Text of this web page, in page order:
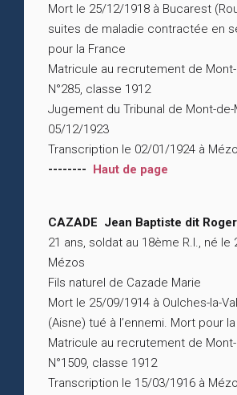
Mort le 25/12/1918 à Bucarest
suites de maladie contractée en
pour la France
Matricule au recrutement de
N°285, classe 1912
Jugement du Tribunal de Mont-de-
05/12/1923
Transcription le 02/01/1924 à
-------- Haut de page
CAZADE Jean Baptiste dit Roger
21 ans, soldat au 18ème R.I., né le
Mézos
Fils naturel de Cazade Marie
Mort le 25/09/1914 à Oulches-la-
(Aisne) tué à l’ennemi. Mort pour
Matricule au recrutement de
N°1509, classe 1912
Transcription le 15/03/1916 à